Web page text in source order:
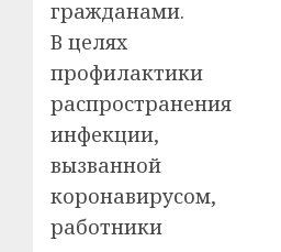
гражданами.
В целях
профилактики
распространения
инфекции,
вызванной
коронавирусом,
работники